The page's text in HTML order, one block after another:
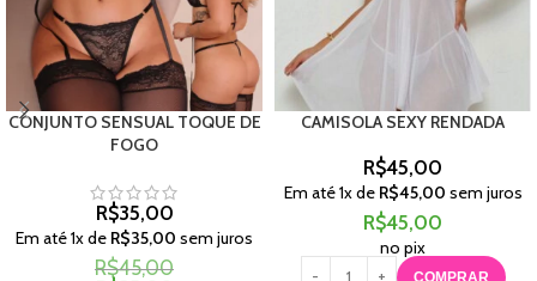
CONJUNTO SENSUAL TOQUE DE
FOGO
R$35,00
Em até1x de R$35,00 sem juros
R$45,00
CAMISOLA SEXY RENDADA
R$45,00
Em até1x de R$45,00 sem juros
R$45,00
no pix
COMPRAR